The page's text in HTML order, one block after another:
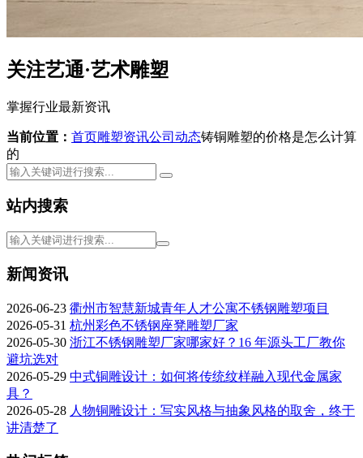
关注艺通·艺术雕塑
掌握行业最新资讯
当前位置： 首页雕塑资讯公司动态铸铜雕塑的价格是怎么计算
的
站内搜索
新闻资讯
2026-06-23 衢州市智慧新城青年人才公寓不锈钢雕塑项目
2026-05-31 杭州彩色不锈钢座凳雕塑厂家
2026-05-30 浙江不锈钢雕塑厂家哪家好？16 年源头工厂教你
避坑选对
2026-05-29 中式铜雕设计：如何将传统纹样融入现代金属家
具？
2026-05-28 人物铜雕设计：写实风格与抽象风格的取舍，终于
讲清楚了